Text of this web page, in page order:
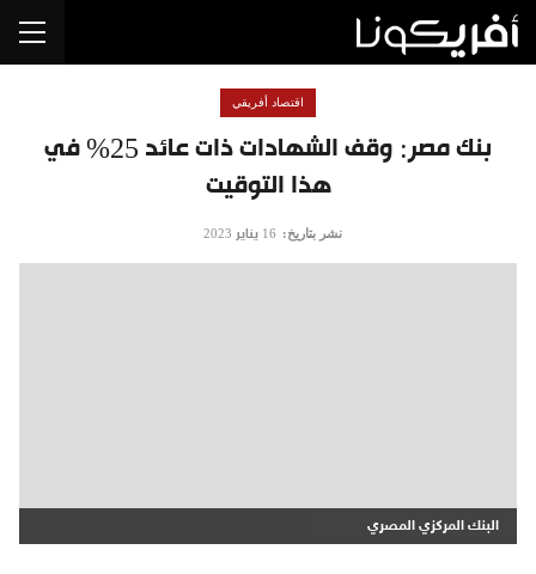
بنك مصر: وقف الشهادات ذات عائد 25% في
هذا التوقيت
اقتصاد أفريقي
نشر بتاريخ: 16 يناير 2023
البنك المركزي المصري